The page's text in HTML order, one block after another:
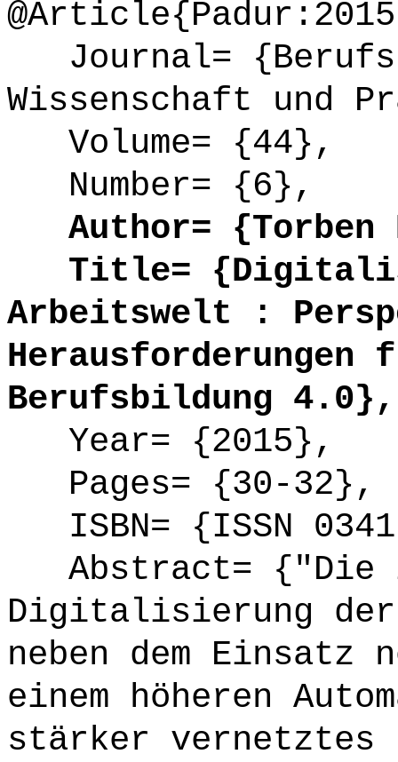
Journal=
Wissenschaft und
Volume= {44},
Number= {6},
Author= {Torben
Title=
Arbeitswelt :
Berufsbildung 4.0},
Year= {2015},
Pages= {30-32},
ISBN= {ISSN
Abstract= {"Die
Digitalisierung
neben dem Einsatz
einem höheren
stärker vernetztes